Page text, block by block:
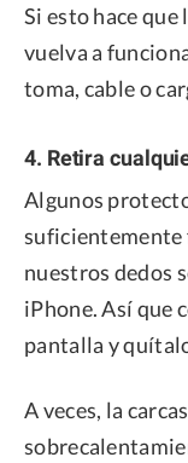
Si esto hace
vuelva a
toma, cable o
4. Retira
Algunos
suficientemente
nuestros dedos
iPhone. Así que
pantalla y
A veces, la